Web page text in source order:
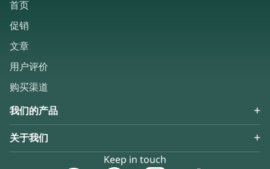
首页
促销
文章
用户评价
购买渠道
我们的产品
关于我们
Keep in touch